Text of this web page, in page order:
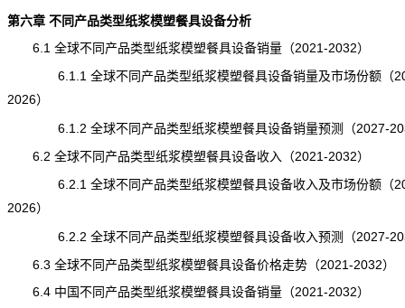
第六章 不同产品类型纸浆模塑餐具设备分析
6.1 全球不同产品类型纸浆模塑餐具设备销量（2021-2032）
6.1.1 全球不同产品类型纸浆模塑餐具设备销量及市场份额（
2026）
6.1.2 全球不同产品类型纸浆模塑餐具设备销量预测（2027-
6.2 全球不同产品类型纸浆模塑餐具设备收入（2021-2032）
6.2.1 全球不同产品类型纸浆模塑餐具设备收入及市场份额（
2026）
6.2.2 全球不同产品类型纸浆模塑餐具设备收入预测（2027-
6.3 全球不同产品类型纸浆模塑餐具设备价格走势（2021-2032）
6.4 中国不同产品类型纸浆模塑餐具设备销量（2021-2032）